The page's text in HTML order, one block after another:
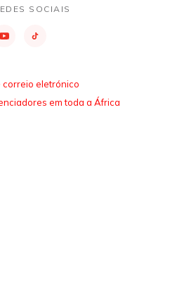
SOCIAIS
correio eletrónico
em toda a África